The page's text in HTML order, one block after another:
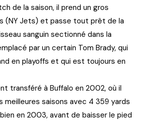
de la saison, il prend un gros
(NY Jets) et passe tout prêt de la
sanguin sectionné dans la
par un certain Tom Brady, qui
en playoffs et qui est toujours en
transféré à Buffalo en 2002, où il
meilleures saisons avec 4 359 yards
en 2003, avant de baisser le pied